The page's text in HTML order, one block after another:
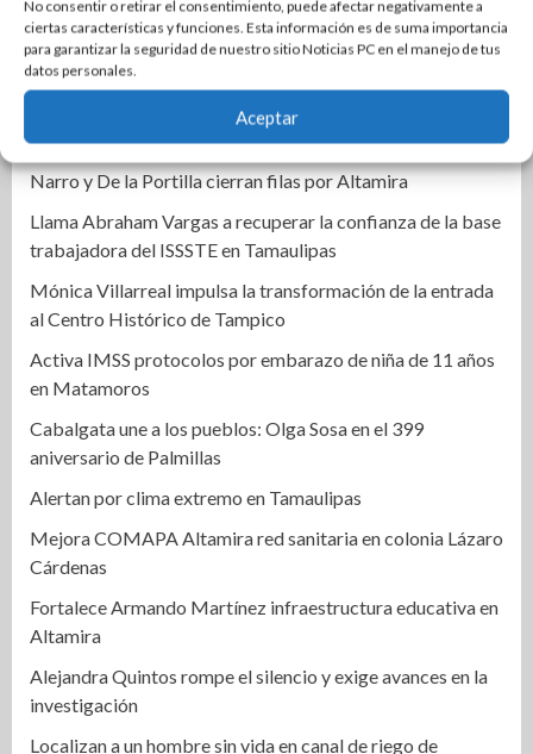
No consentir o retirar el consentimiento, puede afectar negativamente a
ciertas características y funciones. Esta información es de suma importancia
para garantizar la seguridad de nuestro sitio Noticias PC en el manejo de tus
datos personales.
Aceptar
Agiliza el ITAVU procesos de escrituración para brindar
certeza patrimonial a más familias de Tamaulipas
Ciudad Madero honra el legado inmortal de Roberto
Cantoral con una emotiva velada artística y cultural
Narro y De la Portilla cierran filas por Altamira
Llama Abraham Vargas a recuperar la confianza de la base
trabajadora del ISSSTE en Tamaulipas
Mónica Villarreal impulsa la transformación de la entrada
al Centro Histórico de Tampico
Activa IMSS protocolos por embarazo de niña de 11 años
en Matamoros
Cabalgata une a los pueblos: Olga Sosa en el 399
aniversario de Palmillas
Alertan por clima extremo en Tamaulipas
Mejora COMAPA Altamira red sanitaria en colonia Lázaro
Cárdenas
Fortalece Armando Martínez infraestructura educativa en
Altamira
Alejandra Quintos rompe el silencio y exige avances en la
investigación
Localizan a un hombre sin vida en canal de riego de